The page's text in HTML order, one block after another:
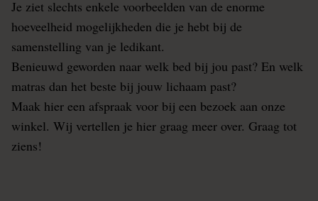
Je ziet slechts enkele voorbeelden van de enorme
hoeveelheid mogelijkheden die je hebt bij de
samenstelling van je ledikant.
Benieuwd geworden naar welk bed bij jou past? En welk
matras dan het beste bij jouw lichaam past?
Maak hier een afspraak voor bij een bezoek aan onze
winkel. Wij vertellen je hier graag meer over. Graag tot
ziens!